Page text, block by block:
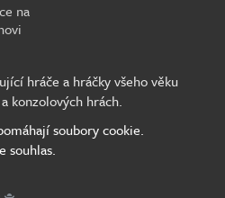
na
hráče a hráčky všeho věku
konzolových hrách.
soubory cookie.
souhlas.